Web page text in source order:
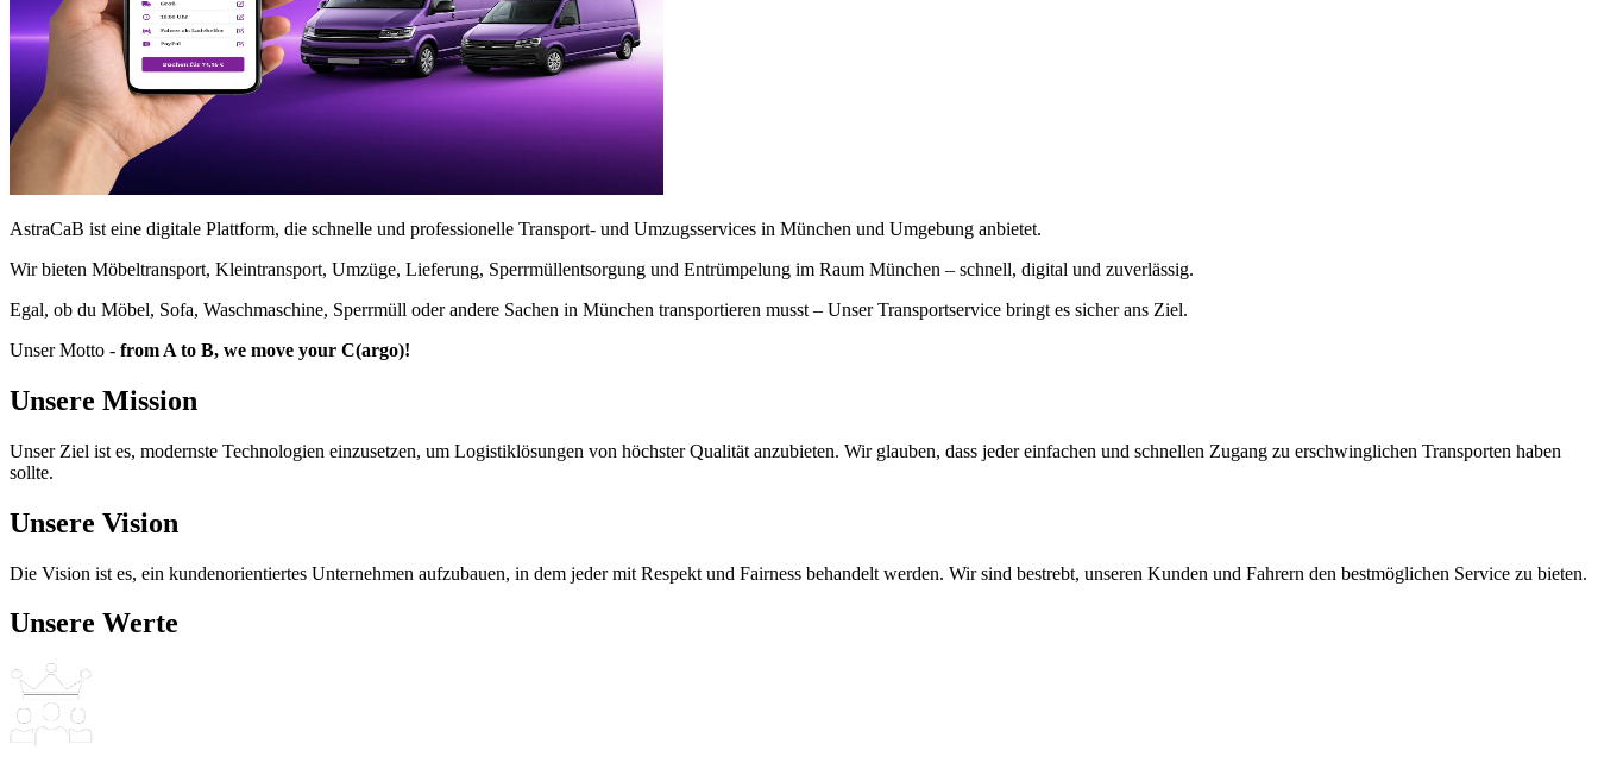
AstraCaB ist eine digitale Plattform, die schnelle und professionelle Transport- und Umzugsservices in München und Umgebung anbietet.
Wir bieten Möbeltransport, Kleintransport, Umzüge, Lieferung, Sperrmüllentsorgung und Entrümpelung im Raum München – schnell, digital und zuverlässig.
Egal, ob du Möbel, Sofa, Waschmaschine, Sperrmüll oder andere Sachen in München transportieren musst – Unser Transportservice bringt es sicher ans Ziel.
Unser Motto - from A to B, we move your C(argo)!
Unsere Mission
Unser Ziel ist es, modernste Technologien einzusetzen, um Logistiklösungen von höchster Qualität anzubieten. Wir glauben, dass jeder einfachen und schnellen Zugang zu erschwinglichen Transporten haben
sollte.
Unsere Vision
Die Vision ist es, ein kundenorientiertes Unternehmen aufzubauen, in dem jeder mit Respekt und Fairness behandelt werden. Wir sind bestrebt, unseren Kunden und Fahrern den bestmöglichen Service zu bieten.
Unsere Werte